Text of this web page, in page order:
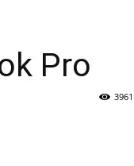
Pro
3961